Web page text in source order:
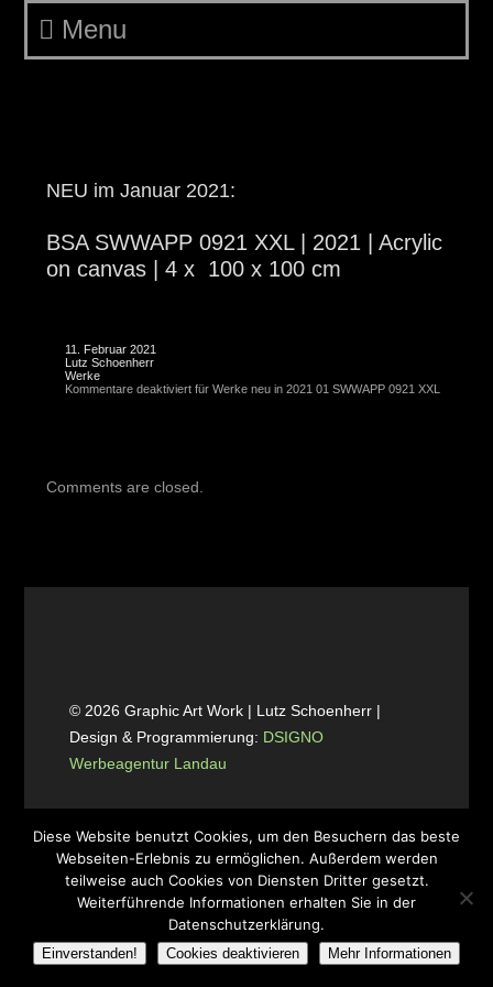
Menu
NEU im Januar 2021:
BSA SWWAPP 0921 XXL | 2021 | Acrylic
on canvas | 4 x 100 x 100 cm
11. Februar 2021
Lutz Schoenherr
Werke
Kommentare deaktiviert für Werke neu in 2021 01 SWWAPP 0921 XXL
Comments are closed.
© 2026 Graphic Art Work | Lutz Schoenherr |
Design & Programmierung: DSIGNO
Werbeagentur Landau
Diese Website benutzt Cookies, um den Besuchern das beste
Webseiten-Erlebnis zu ermöglichen. Außerdem werden
teilweise auch Cookies von Diensten Dritter gesetzt.
Weiterführende Informationen erhalten Sie in der
Datenschutzerklärung.
Einverstanden! Cookies deaktivieren Mehr Informationen